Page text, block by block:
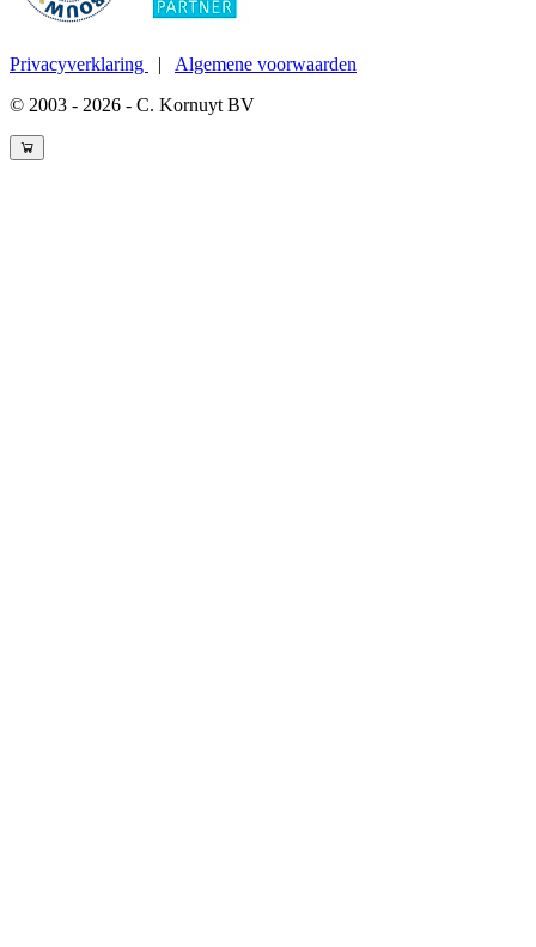
Privacyverklaring | Algemene voorwaarden
© 2003 - 2026 - C. Kornuyt BV